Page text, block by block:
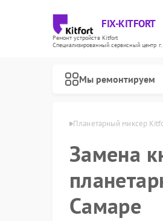
FIX-KITFORT
Ремонт устройств Kitfort
Специализированный cервисный центр г.
Мы ремонтируем
Kitfort в Самаре Планетарный миксер
Замена
Самаре